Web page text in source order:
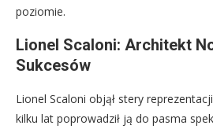
poziomie.
Lionel Scaloni: Architekt
Sukcesów
Lionel Scaloni objął stery
kilku lat poprowadził ją do pasma